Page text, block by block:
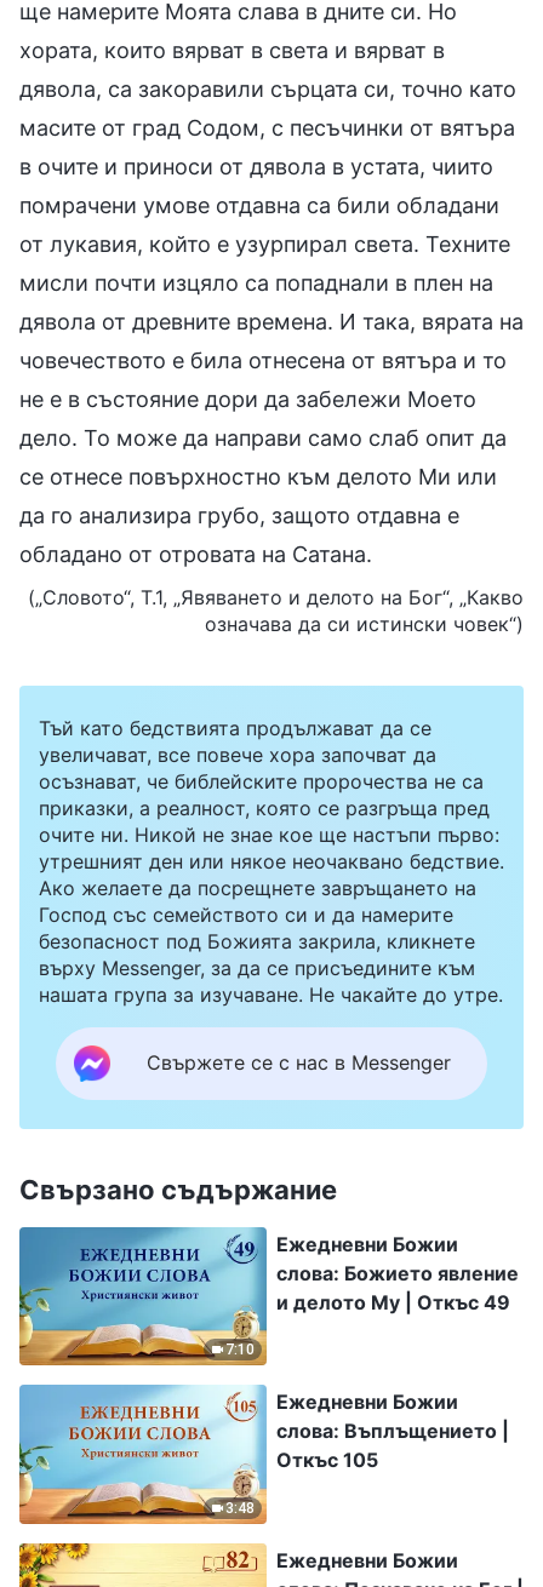
ще намерите Моята слава в дните си. Но
хората, които вярват в света и вярват в
дявола, са закоравили сърцата си, точно като
масите от град Содом, с песъчинки от вятъра
в очите и приноси от дявола в устата, чиито
помрачени умове отдавна са били обладани
от лукавия, който е узурпирал света. Техните
мисли почти изцяло са попаднали в плен на
дявола от древните времена. И така, вярата на
човечеството е била отнесена от вятъра и то
не е в състояние дори да забележи Моето
дело. То може да направи само слаб опит да
се отнесе повърхностно към делото Ми или
да го анализира грубо, защото отдавна е
обладано от отровата на Сатана.
(„Словото“, Т.1, „Явяването и делото на Бог“, „Какво
означава да си истински човек“)
Тъй като бедствията продължават да се
увеличават, все повече хора започват да
осъзнават, че библейските пророчества не са
приказки, а реалност, която се разгръща пред
очите ни. Никой не знае кое ще настъпи първо:
утрешният ден или някое неочаквано бедствие.
Ако желаете да посрещнете завръщането на
Господ със семейството си и да намерите
безопасност под Божията закрила, кликнете
върху Messenger, за да се присъедините към
нашата група за изучаване. Не чакайте до утре.
Свържете се с нас в Messenger
Свързано съдържание
7:10
Ежедневни Божии
слова: Божието явление
и делото Му | Откъс 49
3:48
Ежедневни Божии
слова: Въплъщението |
Откъс 105
Ежедневни Божии